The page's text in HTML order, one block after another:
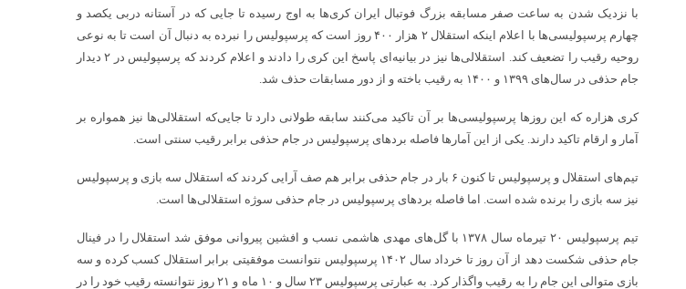
با نزدیک شدن به ساعت صفر مسابقه بزرگ فوتبال ایران کری‌ها به اوج رسیده تا جایی که در آستانه دربی یکصد و
چهارم پرسپولیسی‌ها با اعلام اینکه استقلال ۲ هزار ۴۰۰ روز است که پرسپولیس را نبرده به دنبال آن است تا به نوعی
روحیه رقیب را تضعیف کند. استقلالی‌ها نیز در بیانیه‌ای پاسخ این کری را دادند و اعلام کردند که پرسپولیس در ۲ دیدار
جام حذفی در سال‌های ۱۳۹۹ و ۱۴۰۰ به رقیب باخته و از دور مسابقات حذف شد.
کری هزاره که این روزها پرسپولیسی‌ها بر آن تاکید می‌کنند سابقه طولانی دارد تا جایی‌که استقلالی‌ها نیز همواره بر
آمار و ارقام تاکید دارند. یکی از این آمارها فاصله بردهای پرسپولیس در جام حذفی برابر رقیب سنتی است.
تیم‌های استقلال و پرسپولیس تا کنون ۶ بار در جام حذفی برابر هم صف آرایی کردند که استقلال سه بازی و پرسپولیس
نیز سه بازی را برنده شده است. اما فاصله بردهای پرسپولیس در جام حذفی سوژه استقلالی‌ها است.
تیم پرسپولیس ۲۰ تیرماه سال ۱۳۷۸ با گل‌های مهدی هاشمی نسب و افشین پیروانی موفق شد استقلال را در فینال
جام حذفی شکست دهد از آن روز تا خرداد سال ۱۴۰۲ پرسپولیس نتوانست موفقیتی برابر استقلال کسب کرده و سه
بازی متوالی این جام را به رقیب واگذار کرد. به عبارتی پرسپولیس ۲۳ سال و ۱۰ ماه و ۲۱ روز نتوانسته رقیب خود را در